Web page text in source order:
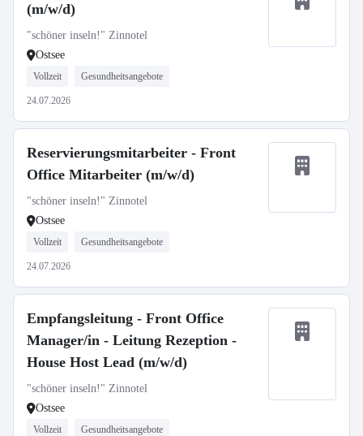
(m/w/d)
"schöner inseln!" Zinnotel
Ostsee
Vollzeit Gesundheitsangebote
24.07.2026
Reservierungsmitarbeiter - Front
Office Mitarbeiter (m/w/d)
"schöner inseln!" Zinnotel
Ostsee
Vollzeit Gesundheitsangebote
24.07.2026
Empfangsleitung - Front Office
Manager/in - Leitung Rezeption -
House Host Lead (m/w/d)
"schöner inseln!" Zinnotel
Ostsee
Vollzeit Gesundheitsangebote